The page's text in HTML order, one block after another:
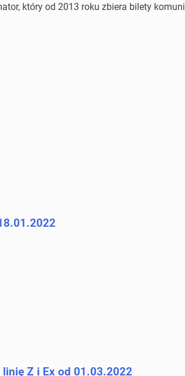
który od 2013 roku zbiera bilety
Z i Ex od 01.03.2022